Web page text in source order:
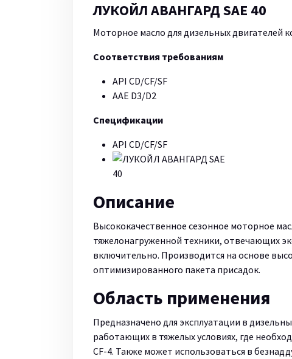
ЛУКОЙЛ АВАНГАРД SAE 40
Моторное масло для дизельных двигателей
Соответствия требованиям
API CD/CF/SF
AAE D3/D2
Спецификации
API CD/CF/SF
Описание
Высококачественное сезонное моторное
тяжелонагруженной техники, отвечающих
включительно. Производится на основе
оптимизированного пакета присадок.
Область применения
Предназначено для эксплуатации в
работающих в тяжелых условиях, где
CF-4. Также может использоваться в